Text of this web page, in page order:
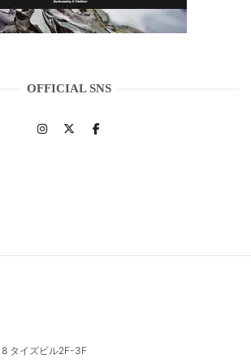
OFFICIAL SNS
タイズビル2F-3F